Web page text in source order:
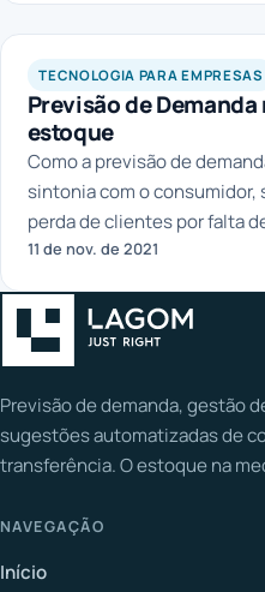
TECNOLOGIA PARA EMPRESAS
Previsão de
estoque
Como a previsão de
sintonia com o consumidor,
perda de clientes por falta
11 de nov. de 2021
Previsão de demanda, gestão
sugestões automatizadas de
transferência. O estoque na
NAVEGAÇÃO
Início